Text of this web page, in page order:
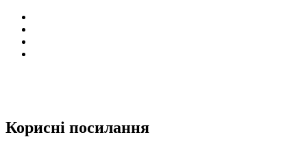
Корисні посилання